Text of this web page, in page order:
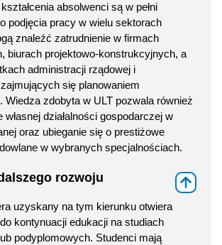
absolwenci są w pełni
podjęcia pracy w wielu sektorach
znaleźć zatrudnienie w firmach
biurach projektowo-konstrukcyjnych, a
administracji rządowej i
się planowaniem
Wiedza zdobyta w ULT pozwala również
własnej działalności gospodarczej w
oraz ubieganie się o prestiżowe
w wybranych specjalnościach.
rozwoju
uzyskany na tym kierunku otwiera
kontynuacji edukacji na studiach
podyplomowych. Studenci mają